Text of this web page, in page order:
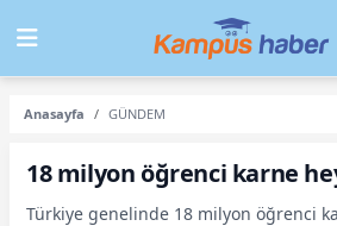
Anasayfa GÜNDEM
18 milyon öğrenci karne
Türkiye genelinde 18 milyon öğrenci